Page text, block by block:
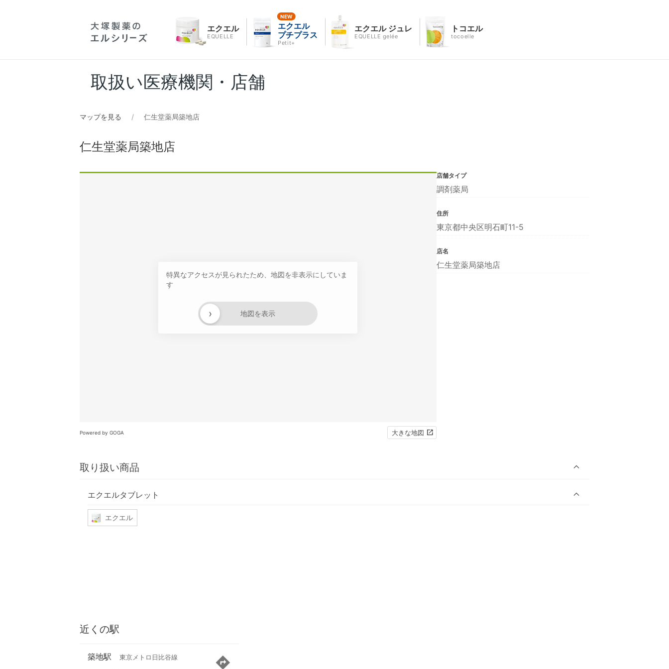
エクエル
EQUELLE
エクエル
プチプラス
Petit+
エクエル ジュレ
EQUELLE gelée
トコエル
tocoelle
取扱い医療機関・店舗
マップを見る 仁生堂薬局築地店
仁生堂薬局築地店
特異なアクセスが見られたため、地図を非表示にしていま
す
地図を表示
›
Powered by GOGA 大きな地図
取り扱い商品
エクエルタブレット
エクエル
店舗タイプ
調剤薬局
住所
東京都中央区明石町11-5
店名
仁生堂薬局築地店
近くの駅
築地駅 東京メトロ日比谷線